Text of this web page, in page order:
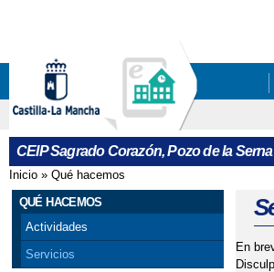
CEIP Sagrado Corazón, Pozo de la
Se encuentra usted aquí
Inicio » Qué hacemos
QUÉ HACEMOS
Actividades
Servicios
En